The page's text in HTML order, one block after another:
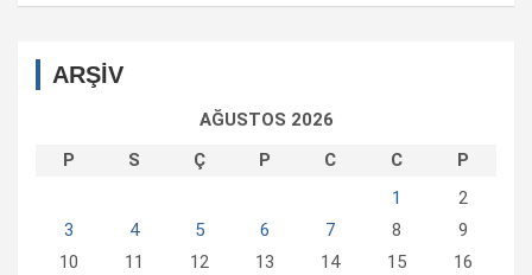
ARŞİV
AĞUSTOS 2026
P
S Ç P C C
P
1
2
3
4 5 6 7 8
9
10
11 12 13 14 15
16